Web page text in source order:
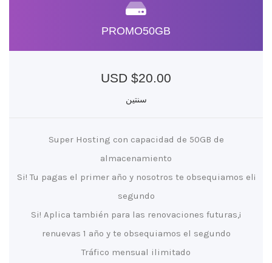
PROMO50GB
$20.00 USD
سنتين
Super Hosting con capacidad de 50GB de
almacenamiento
¡Si! Tu pagas el primer año y nosotros te obsequiamos el
segundo
¡Si! Aplica también para las renovaciones futuras,
renuevas 1 año y te obsequiamos el segundo
Tráfico mensual ilimitado